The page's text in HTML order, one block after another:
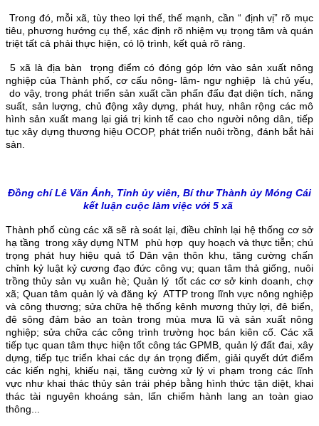
Trong đó, mỗi xã, tùy theo lợi thế, thế mạnh, cần “ định vị” rõ mục
tiêu, phương hướng cụ thể, xác định rõ nhiệm vụ trọng tâm và quán
triệt tất cả phải thực hiện, có lộ trình, kết quả rõ ràng.
5 xã là địa bàn trọng điểm có đóng góp lớn vào sản xuất nông
nghiệp của Thành phố, cơ cấu nông- lâm- ngư nghiệp là chủ yếu,
do vậy, trong phát triển sản xuất cần phấn đấu đạt diện tích, năng
suất, sản lượng, chủ động xây dựng, phát huy, nhân rộng các mô
hình sản xuất mang lại giá trị kinh tế cao cho người nông dân, tiếp
tục xây dựng thương hiệu OCOP, phát triển nuôi trồng, đánh bắt hải
sản.
Đồng chí Lê Văn Ánh, Tỉnh ủy viên, Bí thư Thành ủy Móng Cái
kết luận cuộc làm việc với 5 xã
Thành phố cùng các xã sẽ rà soát lại, điều chỉnh lại hệ thống cơ sở
hạ tầng trong xây dựng NTM phù hợp quy hoạch và thực tiễn; chú
trọng phát huy hiệu quả tổ Dân vận thôn khu, tăng cường chấn
chỉnh kỷ luật kỷ cương đạo đức công vụ; quan tâm thả giống, nuôi
trồng thủy sản vụ xuân hè; Quản lý tốt các cơ sở kinh doanh, chợ
xã; Quan tâm quản lý và đăng ký ATTP trong lĩnh vực nông nghiệp
và công thương; sửa chữa hệ thống kênh mương thủy lợi, đê biển,
đê sông đảm bảo an toàn trong mùa mưa lũ và sản xuất nông
nghiệp; sửa chữa các công trình trường học bán kiên cố. Các xã
tiếp tục quan tâm thực hiện tốt công tác GPMB, quản lý đất đai, xây
dựng, tiếp tục triển khai các dự án trọng điểm, giải quyết dứt điểm
các kiến nghị, khiếu nại, tăng cường xử lý vi phạm trong các lĩnh
vực như khai thác thủy sản trái phép bằng hình thức tận diệt, khai
thác tài nguyên khoáng sản, lấn chiếm hành lang an toàn giao
thông...